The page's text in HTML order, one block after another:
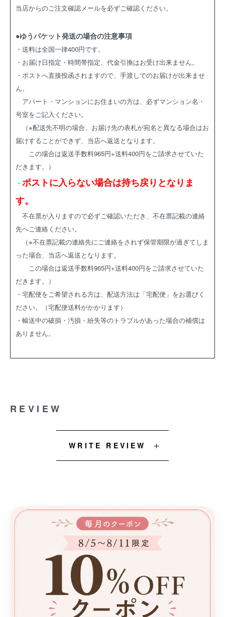
当店からのご注文確認メールを必ずご確認ください。
●ゆうパケット発送の場合の注意事項
・送料は全国一律400円です。
・お届け日指定・時間帯指定、代金引換はお受け出来ません。
・ポストへ直接投函されますので、手渡しでのお届けが出来ませ
ん。
アパート・マンションにお住まいの方は、必ずマンション名・
号室をご記入ください。
（※配送先不明の場合、お届け先の表札が宛名と異なる場合はお
届けすることができず、当店へ返送となります。
この場合は返送手数料965円+送料400円をご請求させていた
だきます。）
・ ポストに入らない場合は持ち戻りとなりま
す。
不在票が入りますので必ずご確認いただき、不在票記載の連絡
先へご連絡ください。
（※不在票記載の連絡先にご連絡をされず保管期限が過ぎてしま
った場合、当店へ返送となります。
この場合は返送手数料965円+送料400円をご請求させていた
だきます。）
・宅配便をご希望される方は、配送方法は「宅配便」をお選びく
ださい。（宅配便送料がかかります）
・輸送中の破損・汚損・紛失等のトラブルがあった場合の補償は
ありません。
REVIEW
WRITE REVIEW